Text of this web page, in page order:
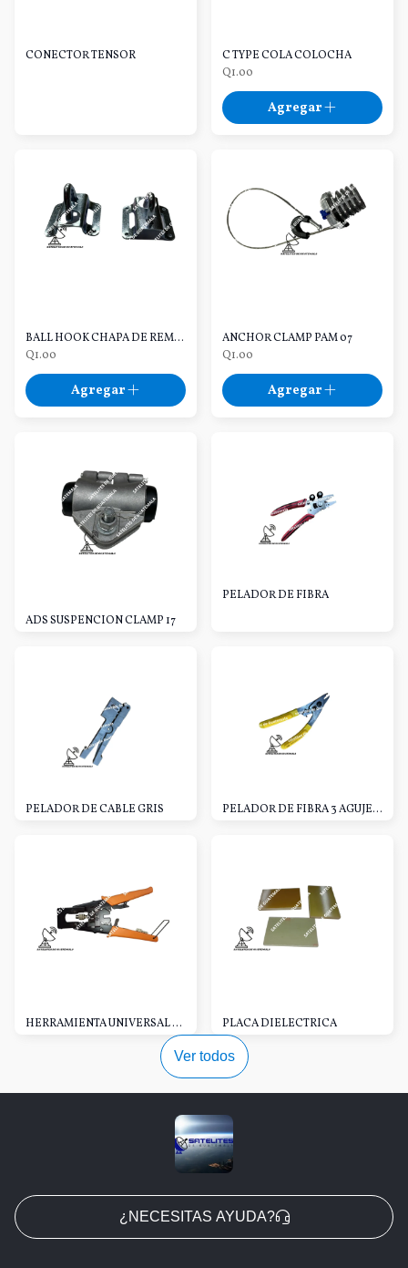
CONECTOR TENSOR
C TYPE COLA COLOCHA
Q1.00
Agregar
BALL HOOK CHAPA DE REMATE
Q1.00
Agregar
ANCHOR CLAMP PAM 07
Q1.00
Agregar
ADS SUSPENCION CLAMP 17
PELADOR DE FIBRA
PELADOR DE CABLE GRIS PELADOR DE FIBRA 3 AGUJEROS
HERRAMIENTA UNIVERSAL NARANJA PLACA DIELECTRICA
Ver todos
¿NECESITAS AYUDA?